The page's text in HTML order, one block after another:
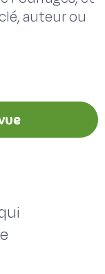
auteur ou